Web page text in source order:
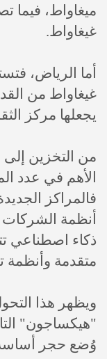
غيغاواط.
غيغاواط من
يجعلها مركز
من التخزين إلى
الأهم في عدد
فالمراكز
أنظمة الشركات
ذكاء اصطناعي
متقدمة وأنظمة
ويظهر هذا
"هيكساجون"